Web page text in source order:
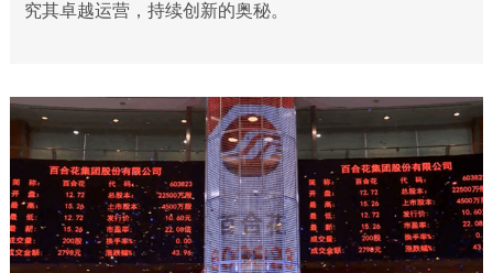
究其卓越运营，持续创新的奥秘。